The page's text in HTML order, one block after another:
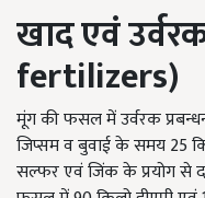
खाद एवं
fertilizers)
मूंग की फसल में उर्वरक
जिप्सम व बुवाई के समय 25
सल्फर एवं जिंक के प्रयोग से